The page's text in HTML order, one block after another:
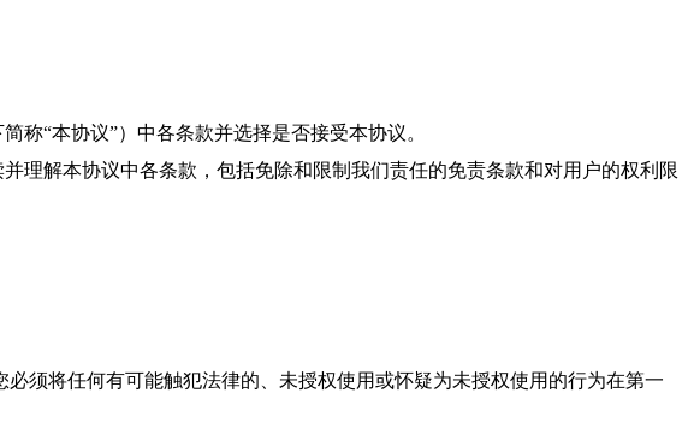
称“本协议”）中各条款并选择是否接受本协议。
理解本协议中各条款，包括免除和限制 我们责任的免责条款和对用户的权利限
将任何有可能触犯法律的、未授权使用或怀疑为未授权使用的行为在第一